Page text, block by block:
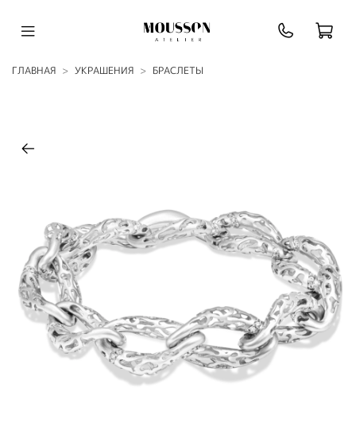
ГЛАВНАЯ УКРАШЕНИЯ БРАСЛЕТЫ